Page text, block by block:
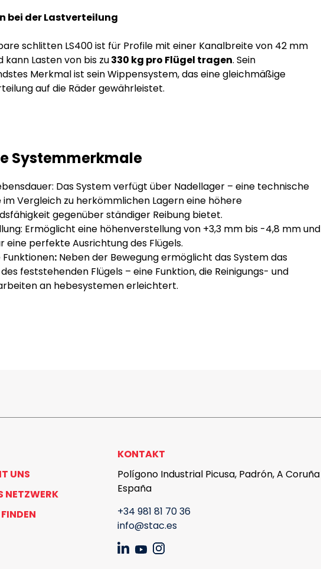
bei der Lastverteilung
schlitten LS400 ist für Profile mit einer Kanalbreite von 42 mm
kann Lasten von bis zu330 kg pro Flügel tragen. Sein
Merkmal ist sein Wippensystem, das eine gleichmäßige
auf die Räder gewährleistet.
Systemmerkmale
Das System verfügt über Nadellager – eine technische
im Vergleich zu herkömmlichen Lagern eine höhere
gegenüber ständiger Reibung bietet.
Ermöglicht eine höhenverstellung von +3,3 mm bis -4,8 mm und
eine perfekte Ausrichtung des Flügels.
: Neben der Bewegung ermöglicht das System das
feststehenden Flügels – eine Funktion, die Reinigungs- und
an hebesystemen erleichtert.
UNS
NETZWERK
KONTAKT
Polígono Industrial Picusa, Padrón, A Coruña
España
+34 981 81 70 36
info@stac.es